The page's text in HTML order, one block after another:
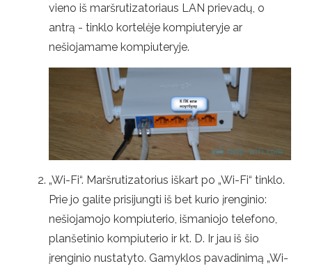
vieno iš maršrutizatoriaus LAN prievadų, o
antrą - tinklo kortelėje kompiuteryje ar
nešiojamame kompiuteryje.
„Wi-Fi“. Maršrutizatorius iškart po „Wi-Fi“ tinklo.
Prie jo galite prisijungti iš bet kurio įrenginio:
nešiojamojo kompiuterio, išmaniojo telefono,
planšetinio kompiuterio ir kt. D. Ir jau iš šio
įrenginio nustatyto. Gamyklos pavadinimą „Wi-